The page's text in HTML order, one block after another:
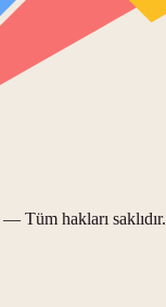
— Tüm hakları saklıdır.